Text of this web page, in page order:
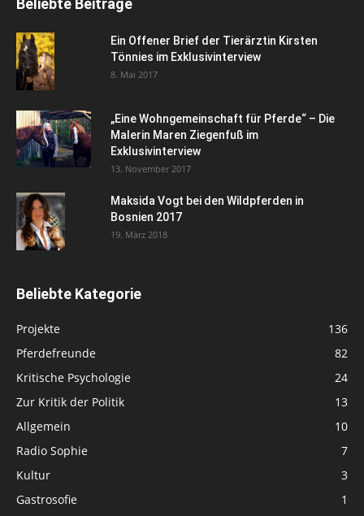
Beliebte Beiträge
Ein Offener Brief der Tierärztin Kirsten
Tönnies im Exklusivinterview
8. Mai 2017
„Eine Wohngemeinschaft für Pferde“ – Die
Malerin Maren Ziegenfuß im
Exklusivinterview
13. November 2017
Maksida Vogt bei den Wildpferden in
Bosnien 2017
19. März 2018
Beliebte Kategorie
Projekte
136
Pferdefreunde
82
Kritische Psychologie
24
Zur Kritik der Politik
13
Allgemein
10
Radio Sophie
7
Kultur
3
Gastrosofie
1